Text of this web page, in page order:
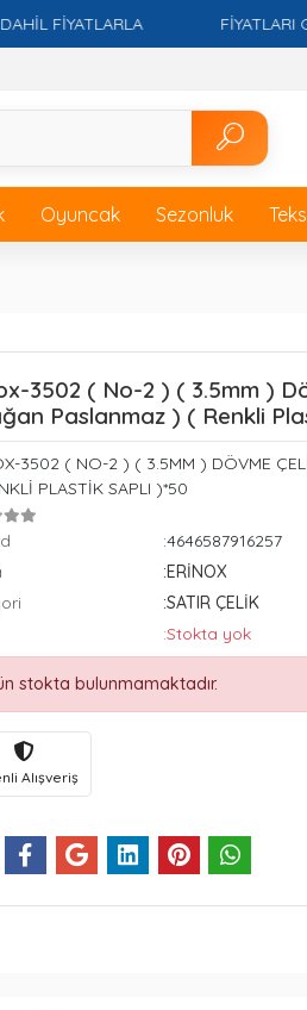
FİYATLARLA FİYATLARI
Oyuncak Sezonluk
3502 ( No-2 ) ( 3.5mm )
Paslanmaz ) ( Renkli
3502 ( NO-2 ) ( 3.5MM ) DÖVME
PLASTİK SAPLI )*50
:4646587916257
:ERİNOX
:SATIR ÇELİK
:Stokta yok
stokta bulunmamaktadır.
Alışveriş